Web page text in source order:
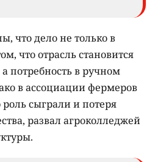
что дело не только в
что отрасль становится
потребность в ручном
в ассоциации фермеров
сыграли и потеря
развал агроколледжей